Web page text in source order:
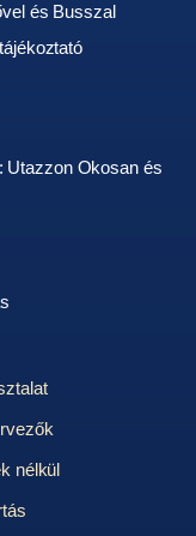
és Busszal
Utazzon Okosan és
nélkül